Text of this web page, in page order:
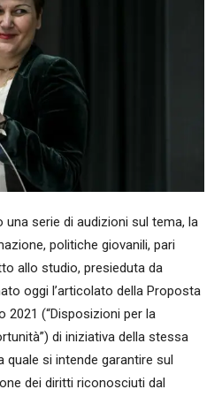
una serie di audizioni sul tema, la
politiche giovanili, pari
allo studio, presieduta da
oggi l’articolato della Proposta
2021 (“Disposizioni per la
di iniziativa della stessa
quale si intende garantire sul
dei diritti riconosciuti dal